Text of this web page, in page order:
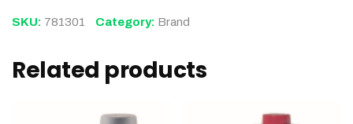
SKU: 781301 Category: Brand
Related products